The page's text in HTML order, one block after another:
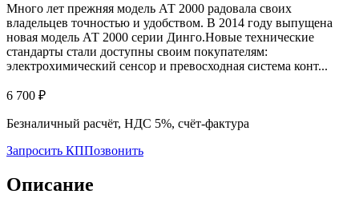
Много лет прежняя модель АТ 2000 радовала своих
владельцев точностью и удобством. В 2014 году выпущена
новая модель АТ 2000 серии Динго.Новые технические
стандарты стали доступны своим покупателям:
электрохимический сенсор и превосходная система конт...
6 700 ₽
Безналичный расчёт, НДС 5%, счёт-фактура
Запросить КППозвонить
Описание